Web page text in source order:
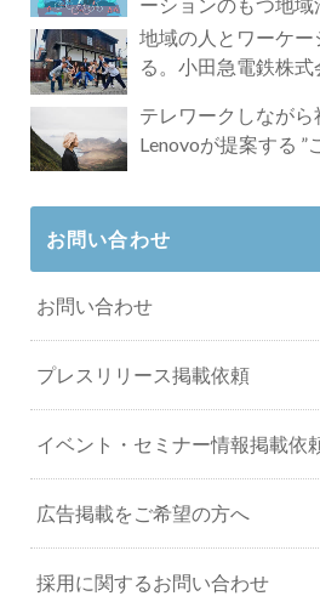
地域の人とワーケー
る。小田急電鉄株式
テレワークしながら
Lenovoが提案する ”
お問い合わせ
お問い合わせ
プレスリリース掲載依頼
イベント・セミナー情報掲載依
広告掲載をご希望の方へ
採用に関するお問い合わせ